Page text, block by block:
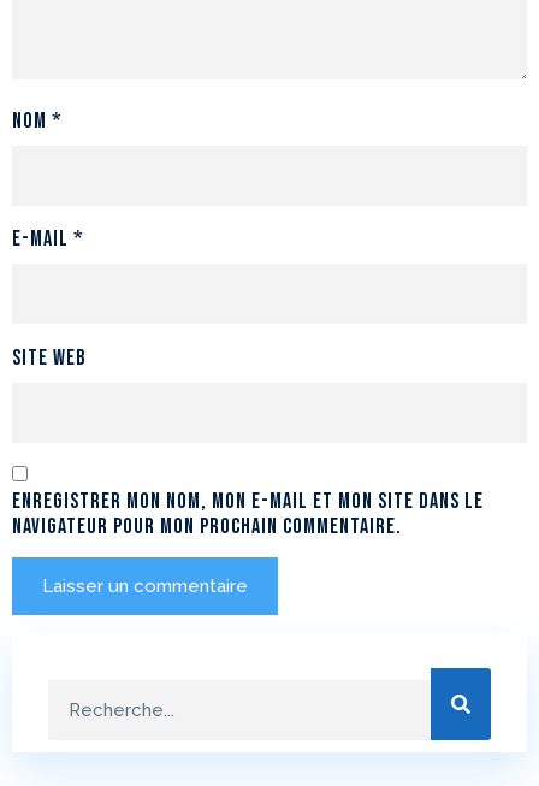
Nom *
E-mail *
Site web
Enregistrer mon nom, mon e-mail et mon site dans le
navigateur pour mon prochain commentaire.